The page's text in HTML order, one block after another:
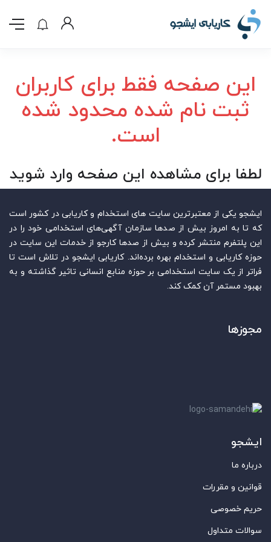
این صفحه فقط برای کاربران
ثبت نام شده محدود شده
است.
لطفا برای مشاهده این صفحه وارد شوید
ایشجو یکی از معتبرترین سایت‌ های استخدام و کاریابی در کشور است
که تا به امروز بیش از صدها سازمان آگهی‌های استخدامی خود را در
این پلتفرم منتشر کرده و بیش از صدها کارجو از خدمات این سایت در
حوزه کاریابی و استخدام بهره برده‌اند. کاریابی ایشجو در تلاش است تا
فراتر از یک سایت استخدامی بر حوزه منابع انسانی تاثیر گذاشته و به
بهبود مستمر آن کمک کند.
مجوزها
ایشجو
درباره ما
قوانین و مقررات
حریم خصوصی
سوالات متداول